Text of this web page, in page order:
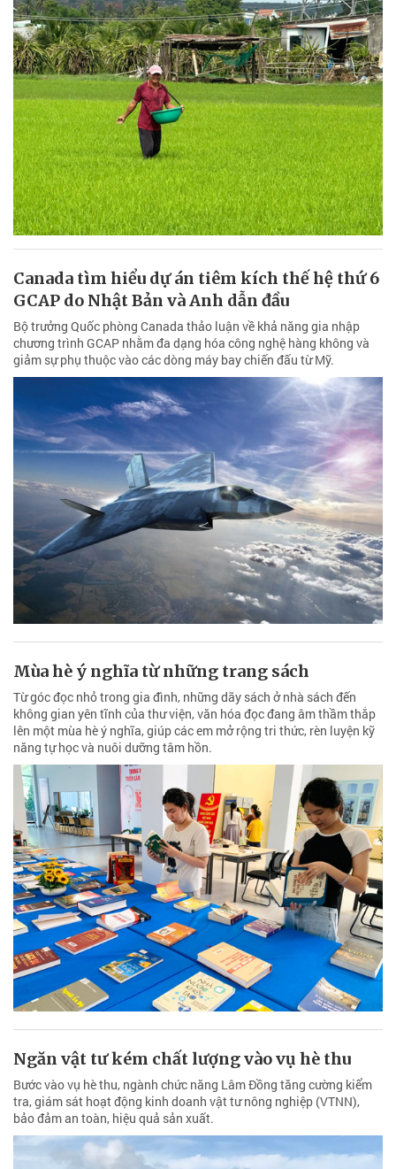
Canada tìm hiểu dự án tiêm kích thế hệ thứ 6
GCAP do Nhật Bản và Anh dẫn đầu
Bộ trưởng Quốc phòng Canada thảo luận về khả năng gia nhập
chương trình GCAP nhằm đa dạng hóa công nghệ hàng không và
giảm sự phụ thuộc vào các dòng máy bay chiến đấu từ Mỹ.
Mùa hè ý nghĩa từ những trang sách
Từ góc đọc nhỏ trong gia đình, những dãy sách ở nhà sách đến
không gian yên tĩnh của thư viện, văn hóa đọc đang âm thầm thắp
lên một mùa hè ý nghĩa, giúp các em mở rộng tri thức, rèn luyện kỹ
năng tự học và nuôi dưỡng tâm hồn.
Ngăn vật tư kém chất lượng vào vụ hè thu
Bước vào vụ hè thu, ngành chức năng Lâm Đồng tăng cường kiểm
tra, giám sát hoạt động kinh doanh vật tư nông nghiệp (VTNN),
bảo đảm an toàn, hiệu quả sản xuất.